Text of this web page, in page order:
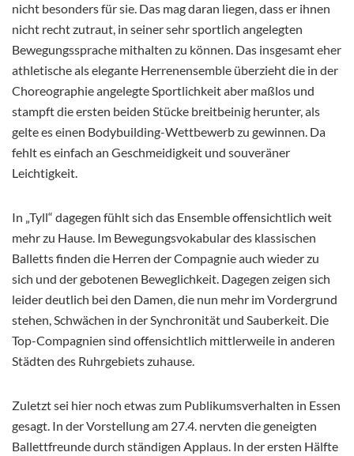
nicht besonders für sie. Das mag daran liegen, dass er ihnen
nicht recht zutraut, in seiner sehr sportlich angelegten
Bewegungssprache mithalten zu können. Das insgesamt eher
athletische als elegante Herrenensemble überzieht die in der
Choreographie angelegte Sportlichkeit aber maßlos und
stampft die ersten beiden Stücke breitbeinig herunter, als
gelte es einen Bodybuilding-Wettbewerb zu gewinnen. Da
fehlt es einfach an Geschmeidigkeit und souveräner
Leichtigkeit.
In „Tyll“ dagegen fühlt sich das Ensemble offensichtlich weit
mehr zu Hause. Im Bewegungsvokabular des klassischen
Balletts finden die Herren der Compagnie auch wieder zu
sich und der gebotenen Beweglichkeit. Dagegen zeigen sich
leider deutlich bei den Damen, die nun mehr im Vordergrund
stehen, Schwächen in der Synchronität und Sauberkeit. Die
Top-Compagnien sind offensichtlich mittlerweile in anderen
Städten des Ruhrgebiets zuhause.
Zuletzt sei hier noch etwas zum Publikumsverhalten in Essen
gesagt. In der Vorstellung am 27.4. nervten die geneigten
Ballettfreunde durch ständigen Applaus. In der ersten Hälfte